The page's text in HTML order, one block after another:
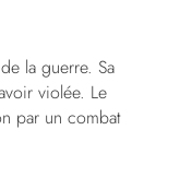
la guerre. Sa
violée. Le
par un combat